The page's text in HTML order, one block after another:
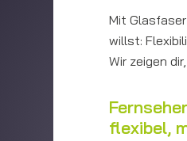
Mit
willst:
Wir zeigen
flexibel,